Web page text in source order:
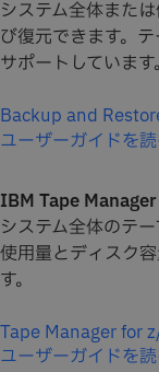
システム全体また
び復元できます。
サポートしています。
Backup and
ユーザーガイドを
IBM Tape
システム全体のテ
使用量とディスク
す。
Tape Manager for
ユーザーガイドを